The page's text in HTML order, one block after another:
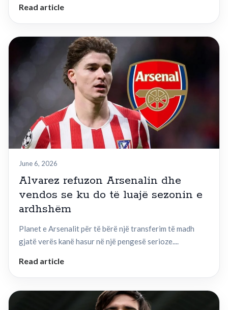
Read article
June 6, 2026
Alvarez refuzon Arsenalin dhe
vendos se ku do të luajë sezonin e
ardhshëm
Planet e Arsenalit për të bërë një transferim të madh
gjatë verës kanë hasur në një pengesë serioze....
Read article